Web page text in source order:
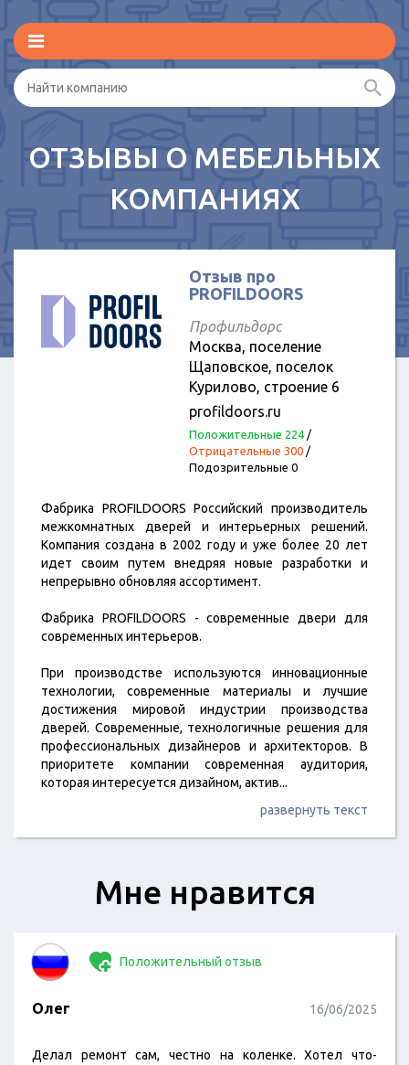
ОТЗЫВЫ О МЕБЕЛЬНЫХ
КОМПАНИЯХ
Отзыв про
PROFILDOORS
Профильдорс
Москва, поселение
Щаповское, поселок
Курилово, строение 6
profildoors.ru
Положительные 224/
Отрицательные 300/
Подозрительные 0
Фабрика PROFILDOORS Российский производитель
межкомнатных дверей и интерьерных решений.
Компания создана в 2002 году и уже более 20 лет
идет своим путем внедряя новые разработки и
непрерывно обновляя ассортимент.
Фабрика PROFILDOORS - современные двери для
современных интерьеров.
При производстве используются инновационные
технологии, современные материалы и лучшие
достижения мировой индустрии производства
дверей. Cовременные, технологичные решения для
профессиональных дизайнеров и архитекторов. В
приоритете компании современная аудитория,
которая интересуется дизайном, актив...
развернуть текст
Мне нравится
Положительный отзыв
Олег 16/06/2025
Делал ремонт сам, честно на коленке. Хотел что-